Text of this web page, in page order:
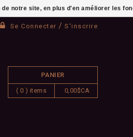
Se Connecter / S'inscrire
PANIER
( 0 ) items 0,00$CA
notre site, en plus d'en améliorer les